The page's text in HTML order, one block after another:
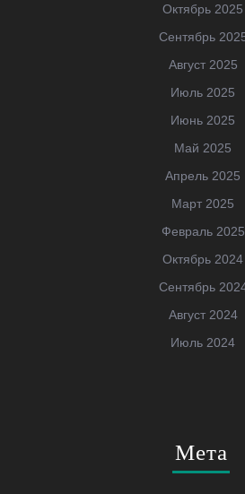
Октябрь 2025
Сентябрь
Август 2025
Июль 2025
Июнь 2025
Май 2025
Апрель 2025
Март 2025
Февраль 2025
Октябрь 2024
Сентябрь
Август 2024
Июль 2024
Мета